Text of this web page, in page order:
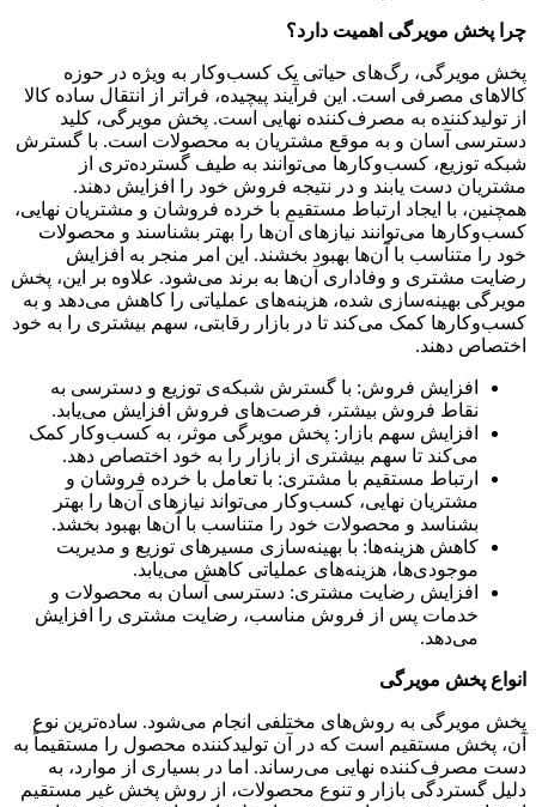
چرا پخش مویرگی اهمیت دارد؟
پخش مویرگی، رگ‌های حیاتی یک کسب‌وکار به ویژه در حوزه
کالاهای مصرفی است. این فرآیند پیچیده، فراتر از انتقال ساده کالا
از تولیدکننده به مصرف‌کننده نهایی است. پخش مویرگی، کلید
دسترسی آسان و به موقع مشتریان به محصولات است. با گسترش
شبکه توزیع، کسب‌وکارها می‌توانند به طیف گسترده‌تری از
مشتریان دست یابند و در نتیجه فروش خود را افزایش دهند.
همچنین، با ایجاد ارتباط مستقیم با خرده فروشان و مشتریان نهایی،
کسب‌وکارها می‌توانند نیازهای آن‌ها را بهتر بشناسند و محصولات
خود را متناسب با آن‌ها بهبود بخشند. این امر منجر به افزایش
رضایت مشتری و وفاداری آن‌ها به برند می‌شود. علاوه بر این، پخش
مویرگی بهینه‌سازی شده، هزینه‌های عملیاتی را کاهش می‌دهد و به
کسب‌وکارها کمک می‌کند تا در بازار رقابتی، سهم بیشتری را به خود
اختصاص دهند.
افزایش فروش: با گسترش شبکه‌ی توزیع و دسترسی به
نقاط فروش بیشتر، فرصت‌های فروش افزایش می‌یابد.
افزایش سهم بازار: پخش مویرگی موثر، به کسب‌وکار کمک
می‌کند تا سهم بیشتری از بازار را به خود اختصاص دهد.
ارتباط مستقیم با مشتری: با تعامل با خرده فروشان و
مشتریان نهایی، کسب‌وکار می‌تواند نیازهای آن‌ها را بهتر
بشناسد و محصولات خود را متناسب با آن‌ها بهبود بخشد.
کاهش هزینه‌ها: با بهینه‌سازی مسیرهای توزیع و مدیریت
موجودی‌ها، هزینه‌های عملیاتی کاهش می‌یابد.
افزایش رضایت مشتری: دسترسی آسان به محصولات و
خدمات پس از فروش مناسب، رضایت مشتری را افزایش
می‌دهد.
انواع پخش مویرگی
پخش مویرگی به روش‌های مختلفی انجام می‌شود. ساده‌ترین نوع
آن، پخش مستقیم است که در آن تولیدکننده محصول را مستقیماً به
دست مصرف‌کننده نهایی می‌رساند. اما در بسیاری از موارد، به
دلیل گستردگی بازار و تنوع محصولات، از روش پخش غیر مستقیم